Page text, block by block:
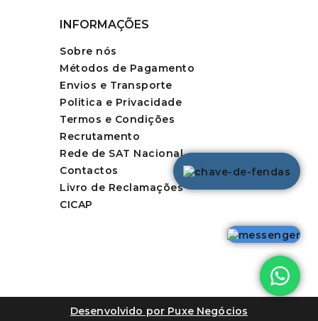
INFORMAÇÕES
Sobre nós
Métodos de Pagamento
Envios e Transporte
Politica e Privacidade
Termos e Condições
Recrutamento
Rede de SAT Nacional
Contactos
Livro de Reclamações
CICAP
Desenvolvido por Puxe Negócios